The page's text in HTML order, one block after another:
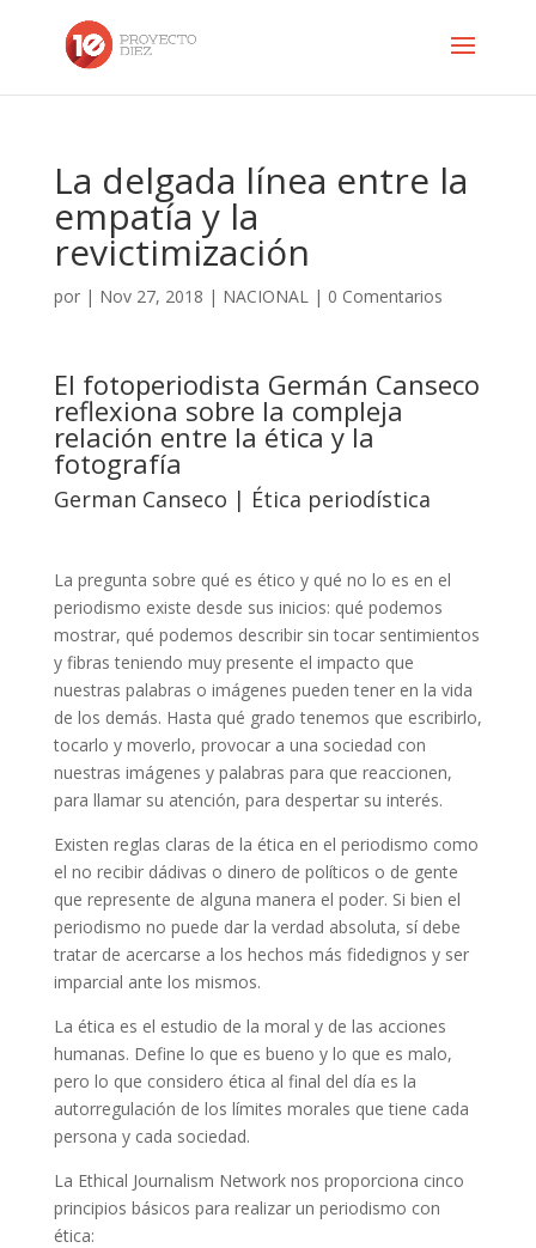
La delgada línea entre la
empatía y la
revictimización
por | Nov 27, 2018 | NACIONAL| 0 Comentarios
El fotoperiodista Germán Canseco
reflexiona sobre la compleja
relación entre la ética y la
fotografía
German Canseco | Ética periodística
La pregunta sobre qué es ético y qué no lo es en el
periodismo existe desde sus inicios: qué podemos
mostrar, qué podemos describir sin tocar sentimientos
y fibras teniendo muy presente el impacto que
nuestras palabras o imágenes pueden tener en la vida
de los demás. Hasta qué grado tenemos que escribirlo,
tocarlo y moverlo, provocar a una sociedad con
nuestras imágenes y palabras para que reaccionen,
para llamar su atención, para despertar su interés.
Existen reglas claras de la ética en el periodismo como
el no recibir dádivas o dinero de políticos o de gente
que represente de alguna manera el poder. Si bien el
periodismo no puede dar la verdad absoluta, sí debe
tratar de acercarse a los hechos más fidedignos y ser
imparcial ante los mismos.
La ética es el estudio de la moral y de las acciones
humanas. Define lo que es bueno y lo que es malo,
pero lo que considero ética al final del día es la
autorregulación de los límites morales que tiene cada
persona y cada sociedad.
La Ethical Journalism Network nos proporciona cinco
principios básicos para realizar un periodismo con
ética: